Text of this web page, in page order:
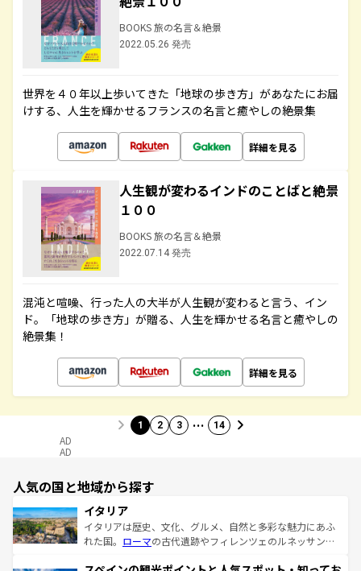
BOOKS 旅の名言＆絶景
2022.05.26 発売
世界を４０年以上歩いてきた「地球の歩き方」があなたにお届
けする、人生を輝かせるフランスの名言と癒やしの絶景集
詳細を見る
人生観が変わるインドのことばと絶景
１００
BOOKS 旅の名言＆絶景
2022.07.14 発売
混沌と喧噪、行った人の大半が人生観が変わると言う、イン
ド。「地球の歩き方」が贈る、人生を輝かせる名言と癒やしの
絶景集！
詳細を見る
1 2 3 … 14
AD
AD
人気の国と地域から探す
イタリア
イタリアは歴史、文化、グルメ、自然と多彩な魅力にあふ
れた国。 ローマの古代遺跡やフィレンツェのルネッサンス